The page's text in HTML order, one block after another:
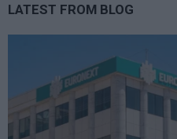
LATEST FROM BLOG